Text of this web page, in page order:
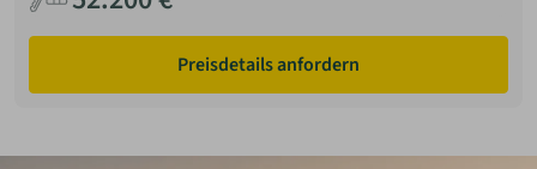
Preisdetails anfordern